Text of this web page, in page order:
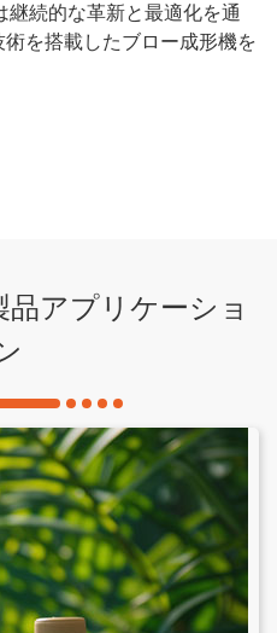
続的な革新と最適化を通
を搭載したブロー成形機を
品アプリケーショ